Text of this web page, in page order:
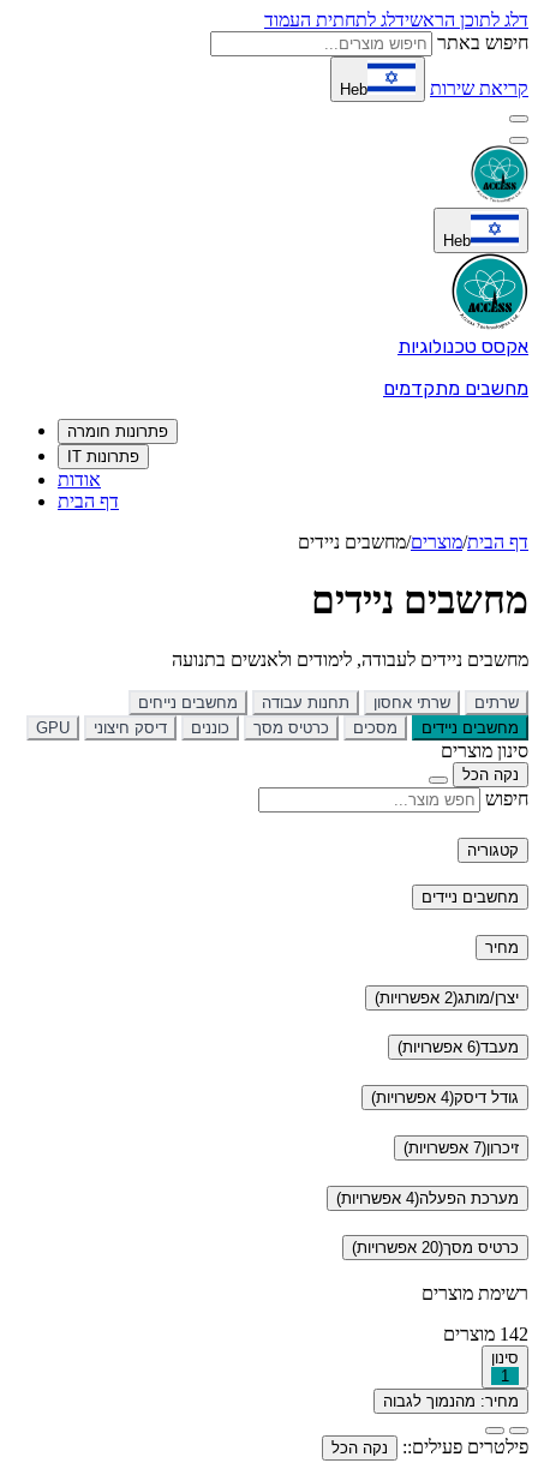
דלג לתוכן הראשידלג לתחתית העמוד
חיפוש באתר
קריאת שירות Heb
Heb
אקסס טכנולוגיות
מחשבים מתקדמים
פתרונות חומרה
פתרונות IT
אודות
דף הבית
דף הבית/מוצרים/מחשבים ניידים
מחשבים ניידים
מחשבים ניידים לעבודה, לימודים ולאנשים בתנועה
שרתים שרתי אחסון תחנות עבודה
מחשבים נייחים
מחשבים ניידים
מסכים כרטיס מסך כוננים דיסק חיצוני GPU
סינון מוצרים
נקה הכל
חיפוש
קטגוריה
מחשבים ניידים
מחיר
יצרן/מותג(2 אפשרויות)
מעבד(6 אפשרויות)
גודל דיסק(4 אפשרויות)
זיכרון(7 אפשרויות)
מערכת הפעלה(4 אפשרויות)
כרטיס מסך(20 אפשרויות)
רשימת מוצרים
142 מוצרים
סינון
1
מחיר: מהנמוך לגבוה
פילטרים פעילים:: נקה הכל